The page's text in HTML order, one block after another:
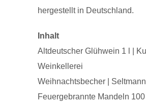
hergestellt in Deutschland.
Inhalt
Altdeutscher Glühwein 1 l |
Weinkellerei
Weihnachtsbecher |
Feuergebrannte Mandeln 100